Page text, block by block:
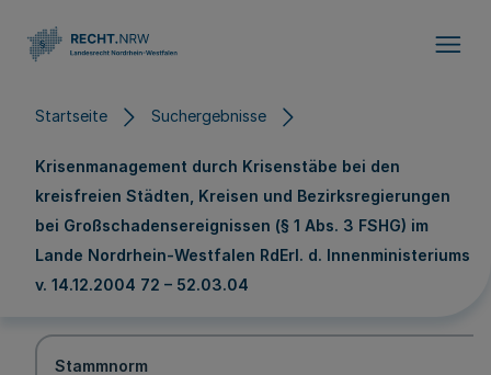
Startseite Suchergebnisse
Krisenmanagement durch Krisenstäbe bei den
kreisfreien Städten, Kreisen und Bezirksregierungen
bei Großschadensereignissen (§ 1 Abs. 3 FSHG) im
Lande Nordrhein-Westfalen RdErl. d. Innenministeriums
v. 14.12.2004 72 – 52.03.04
Stammnorm